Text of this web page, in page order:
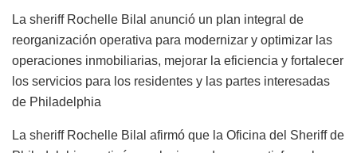
La sheriff Rochelle Bilal anunció un plan integral de
reorganización operativa para modernizar y optimizar las
operaciones inmobiliarias, mejorar la eficiencia y fortalecer
los servicios para los residentes y las partes interesadas
de Philadelphia
La sheriff Rochelle Bilal afirmó que la Oficina del Sheriff de